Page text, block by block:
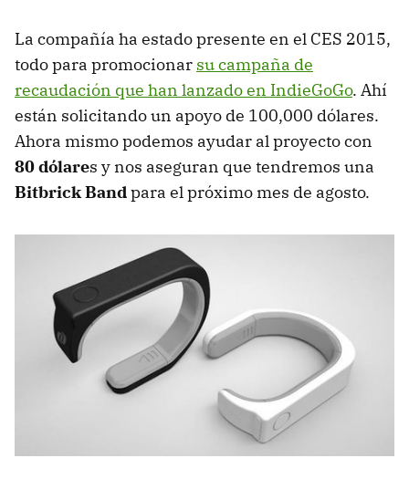
La compañía ha estado presente en el CES 2015,
todo para promocionar su campaña de
recaudación que han lanzado en IndieGoGo. Ahí
están solicitando un apoyo de 100,000 dólares.
Ahora mismo podemos ayudar al proyecto con
80 dólares y nos aseguran que tendremos una
Bitbrick Bandpara el próximo mes de agosto.